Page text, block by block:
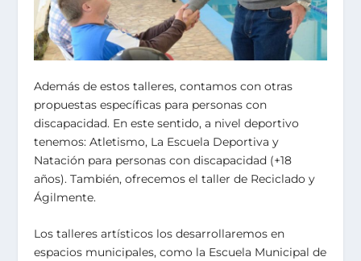
Además de estos talleres, contamos con otras
propuestas específicas para personas con
discapacidad. En este sentido, a nivel deportivo
tenemos: Atletismo, La Escuela Deportiva y
Natación para personas con discapacidad (+18
años). También, ofrecemos el taller de Reciclado y
Ágilmente.
Los talleres artísticos los desarrollaremos en
espacios municipales, como la Escuela Municipal de